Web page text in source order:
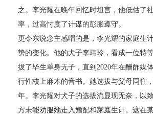
之。李光耀在晚年回忆时坦言，他低估了
率，过高忖度了计谋的彭胀遵守。
更令东说念主感喟的是，李光耀的家庭生
势的变化。他的犬子李玮玲，看成一位特
拔了毕生单身无子，直到2020年在酬酢媒
行性核上麻木的音书。她选拔与父母同住
年。李光耀对犬子的选拔流显现无奈，以
方未能劝服她走入婚配和家庭生计。这在